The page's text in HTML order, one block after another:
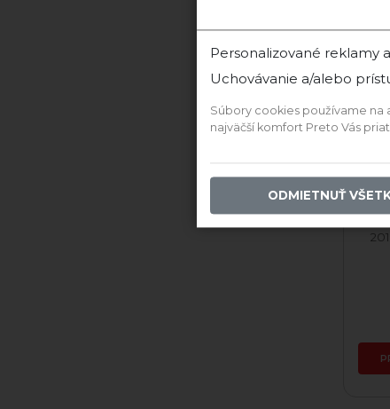
‹
Personalizované reklamy
Uchovávanie a/alebo
Súbory cookies používame na
najväčší komfort Preto Vás
ODMIETNUŤ